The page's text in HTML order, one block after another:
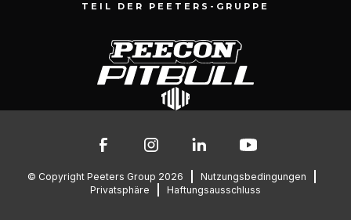
Munnikenheiweg 47
076 – 504 6666
info@peetersgroup.com
TEIL DER PEETERS-GRUPPE
© Copyright Peeters Group 2026
Nutzungsbedingungen
Privatsphäre
Haftungsausschluss